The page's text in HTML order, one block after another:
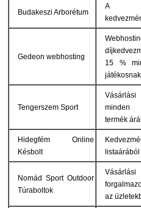
Budakeszi Arborétum
A
Gedeon webhosting
15 %
játékosnak
Tengerszem Sport
minden
termék
Hidegfém Online
Késbolt
listaárából
Nomád Sport Outdoor
Túraboltok
Vásárlási
az